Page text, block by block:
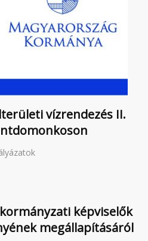
vízrendezés II.
képviselők
megállapításáról